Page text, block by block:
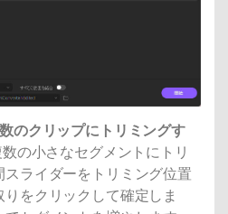
のクリップにトリミングす
の小さなセグメントにトリ
スライダーをトリミング位置
をクリックして確定しま